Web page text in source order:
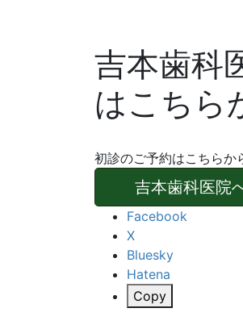
吉本歯科
はこちら
初診のご予約はこちらか
吉本歯科医院
Facebook
X
Bluesky
Hatena
Copy